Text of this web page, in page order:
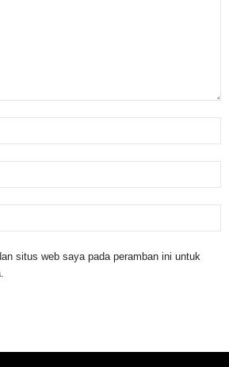
situs web saya pada peramban ini untuk